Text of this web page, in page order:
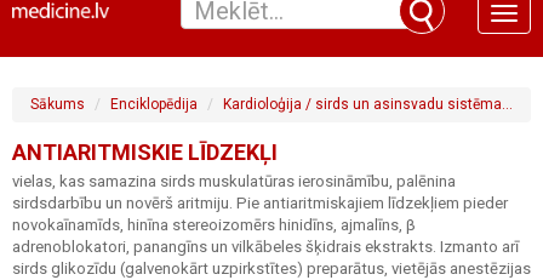
Toggle
Sākums Enciklopēdija Kardioloģija / sirds un asinsvadu sistēma
ANTIARITMISKIE LĪDZEKĻI
vielas, kas samazina sirds muskulatūras ierosināmību, palēnina
sirdsdarbību un novērš aritmiju. Pie antiaritmiskajiem līdzekļiem pieder
novokaīnamīds, hinīna stereoizomērs hinidīns, ajmalīns, β
adrenoblokatori, panangīns un vilkābeles šķidrais ekstrakts. Izmanto arī
sirds glikozīdu (galvenokārt uzpirkstītes) preparātus, vietējās anestēzijas